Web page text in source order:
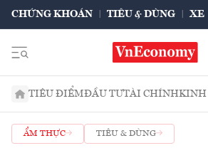
CHỨNG KHOÁN TIÊU & DÙNG XE
TIÊU ĐIỂMĐẦU TƯTÀI CHÍNHKINH
ẨM THỰC TIÊU & DÙNG